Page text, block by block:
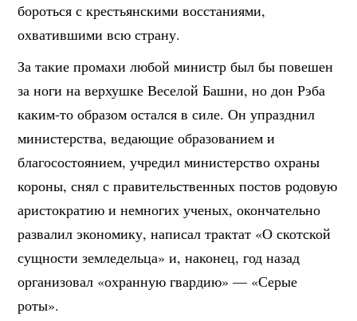
бороться с крестьянскими восстаниями,
охватившими всю страну.
За такие промахи любой министр был бы повешен
за ноги на верхушке Веселой Башни, но дон Рэба
каким-то образом остался в силе. Он упразднил
министерства, ведающие образованием и
благосостоянием, учредил министерство охраны
короны, снял с правительственных постов родовую
аристократию и немногих ученых, окончательно
развалил экономику, написал трактат «О скотской
сущности земледельца» и, наконец, год назад
организовал «охранную гвардию» — «Серые
роты».